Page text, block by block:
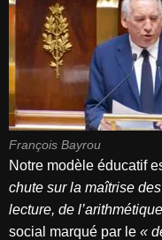
François Bayrou
Notre modèle éducatif
chute sur la maîtrise
lecture, de
social marqué par le «